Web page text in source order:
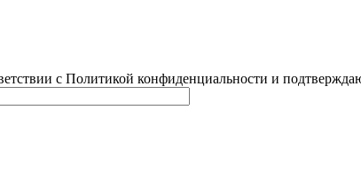
с Политикой конфиденциальности и